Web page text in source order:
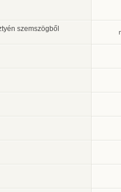
szemszögből